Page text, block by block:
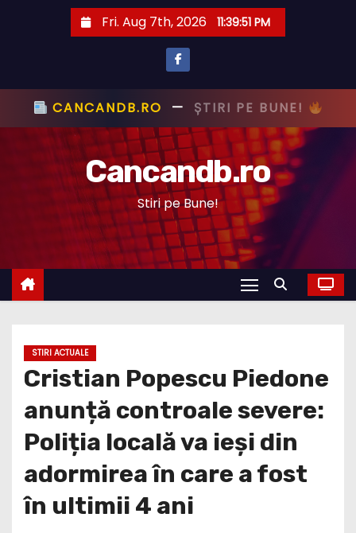
Fri. Aug 7th, 2026 11:39:52 PM
CANCANDB.RO — ȘTIRI PE BUNE!
Cancandb.ro
Stiri pe Bune!
STIRI ACTUALE
Cristian Popescu Piedone
anunță controale severe:
Poliția locală va ieși din
adormirea în care a fost
în ultimii 4 ani